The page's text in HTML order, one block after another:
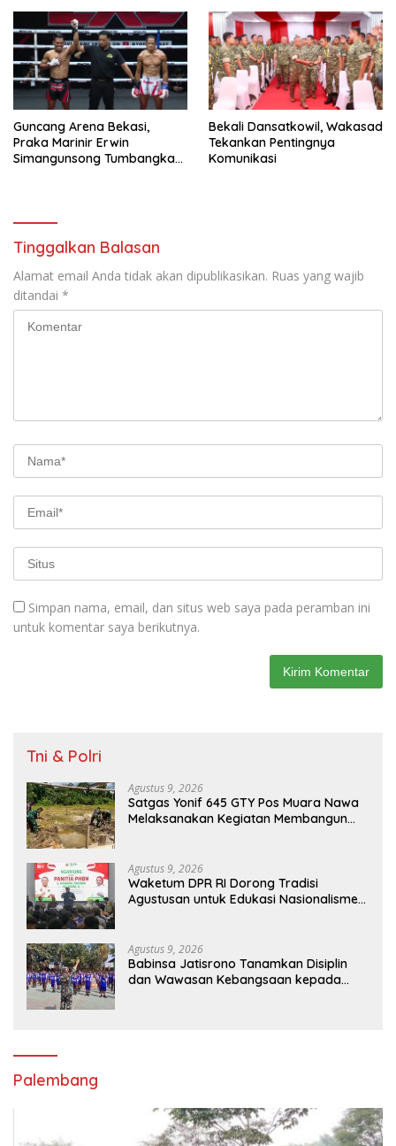
Guncang Arena Bekasi,
Praka Marinir Erwin
Simangunsong Tumbangkan
Bekali Dansatkowil, Wakasad
Tekankan Pentingnya
Komunikasi
Tinggalkan Balasan
Alamat email Anda tidak akan dipublikasikan. Ruas yang wajib
ditandai *
Simpan nama, email, dan situs web saya pada peramban ini
untuk komentar saya berikutnya.
Tni & Polri
Agustus 9, 2026
Satgas Yonif 645 GTY Pos Muara Nawa
Melaksanakan Kegiatan Membangun
Agustus 9, 2026
Waketum DPR RI Dorong Tradisi
Agustusan untuk Edukasi Nasionalisme
Agustus 9, 2026
Babinsa Jatisrono Tanamkan Disiplin
dan Wawasan Kebangsaan kepada
Palembang